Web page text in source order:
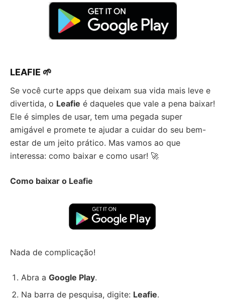
LEAFIE 🌱
Se você curte apps que deixam sua vida mais leve e
divertida, o Leafie é daqueles que vale a pena baixar!
Ele é simples de usar, tem uma pegada super
amigável e promete te ajudar a cuidar do seu bem-
estar de um jeito prático. Mas vamos ao que
interessa: como baixar e como usar! 🚀
Como baixar o Leafie
Nada de complicação!
Abra a Google Play.
Na barra de pesquisa, digite: Leafie.